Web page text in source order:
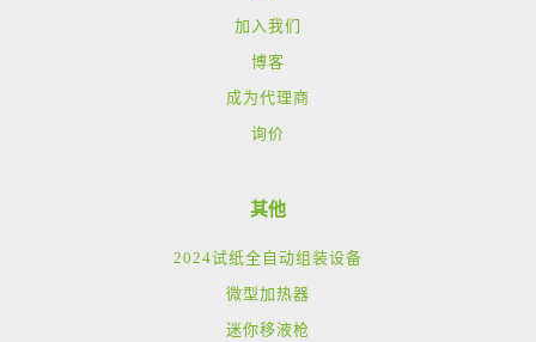
加入我们
博客
成为代理商
询价
其他
2024试纸全自动组装设备
微型加热器
迷你移液枪